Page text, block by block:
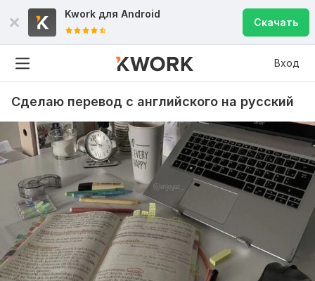
Kwork для Android
Скачать
Вход
Сделаю перевод с английского на русский